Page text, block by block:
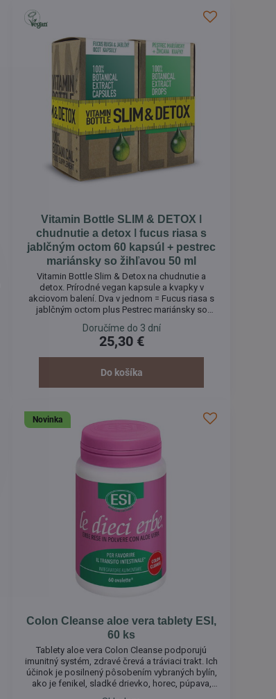
Vitamin Bottle SLIM & DETOX ǀ
chudnutie a detox ǀ fucus riasa s
jablčným octom 60 kapsúl + pestrec
mariánsky so žihľavou 50 ml
Vitamin Bottle Slim & Detox na chudnutie a
detox. Prírodné vegan kapsule a kvapky v
akciovom balení. Dva v jednom = Fucus riasa s
jablčným octom plus Pestrec mariánsky so
chudnutie je vhodné podporiť detoxikáciou
organizmu. Táto kombinácia vám môže priniesť
Doručíme do 3 dní
25,30 €
Do košíka
Novinka
Colon Cleanse aloe vera tablety ESI,
60 ks
Tablety aloe vera Colon Cleanse podporujú
imunitný systém, zdravé črevá a tráviaci trakt. Ich
účinok je posilnený pôsobením vybraných bylín,
ako je fenikel, sladké drievko, horec, púpava,